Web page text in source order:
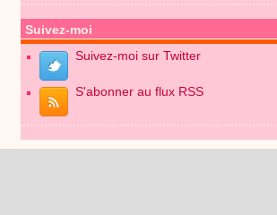
Suivez-moi
Suivez-moi sur Twitter
S'abonner au flux RSS